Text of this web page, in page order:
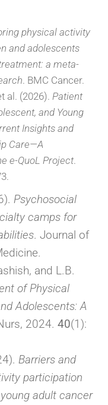
physical activity
and adolescents
a meta-
. BMC Cancer.
al. (2026). Patient
and Young
Insights and
Care—A
e-QuoL Project.
Psychosocial
camps for
. Journal of
and L.B.
of Physical
Adolescents: A
2024. 40(1):
Barriers and
participation
adult cancer